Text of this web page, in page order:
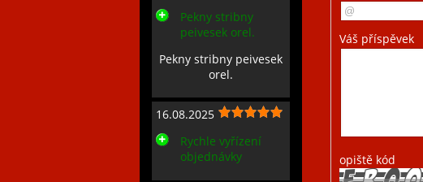
Váš příspěvek
opiště kód
Pekny stribny
peivesek orel.
Pekny stribny peivesek
orel.
16.08.2025
Rychle vyřízení
objednávky